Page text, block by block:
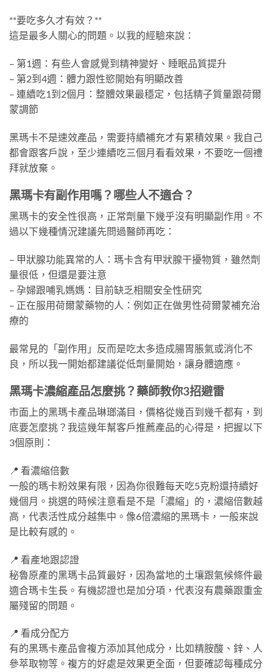
**要吃多久才有效？**
這是最多人關心的問題。以我的經驗來說：
– 第1週：有些人會感覺到精神變好、睡眠品質提升
– 第2到4週：體力跟性慾開始有明顯改善
– 連續吃1到2個月：整體效果最穩定，包括精子質量跟荷爾
蒙調節
黑瑪卡不是速效產品，需要持續補充才有累積效果。我自己
都會跟客戶說，至少連續吃三個月看看效果，不要吃一個禮
拜就放棄。
黑瑪卡有副作用嗎？哪些人不適合？
黑瑪卡的安全性很高，正常劑量下幾乎沒有明顯副作用。不
過以下幾種情況建議先問過醫師再吃：
– 甲狀腺功能異常的人：瑪卡含有甲狀腺干擾物質，雖然劑
量很低，但還是要注意
– 孕婦跟哺乳媽媽：目前缺乏相關安全性研究
– 正在服用荷爾蒙藥物的人：例如正在做男性荷爾蒙補充治
療的
最常見的「副作用」反而是吃太多造成腸胃脹氣或消化不
良，所以我一開始都建議從低劑量開始，讓身體適應。
黑瑪卡濃縮產品怎麼挑？藥師教你3招避雷
市面上的黑瑪卡產品琳瑯滿目，價格從幾百到幾千都有，到
底要怎麼挑？我這幾年幫客戶推薦產品的心得是，把握以下
3個原則：
📍 看濃縮倍數
一般的瑪卡粉效果有限，因為你很難每天吃5克粉還持續好
幾個月。挑選的時候注意看是不是「濃縮」的，濃縮倍數越
高，代表活性成分越集中。像6倍濃縮的黑瑪卡，一般來說
是比較有感的。
📍 看產地跟認證
秘魯原產的黑瑪卡品質最好，因為當地的土壤跟氣候條件最
適合瑪卡生長。有機認證也是加分項，代表沒有農藥跟重金
屬殘留的問題。
📍 看成分配方
有的黑瑪卡產品會複方添加其他成分，比如精胺酸、鋅、人
參萃取物等。複方的好處是效果更全面，但要確認每種成分